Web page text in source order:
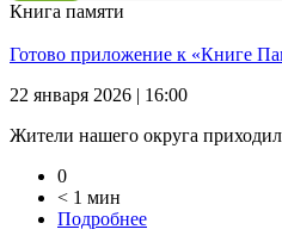
Книга памяти
Готово приложение к «Книге
22 января 2026 | 16:00
Жители нашего округа
0
< 1 мин
Подробнее